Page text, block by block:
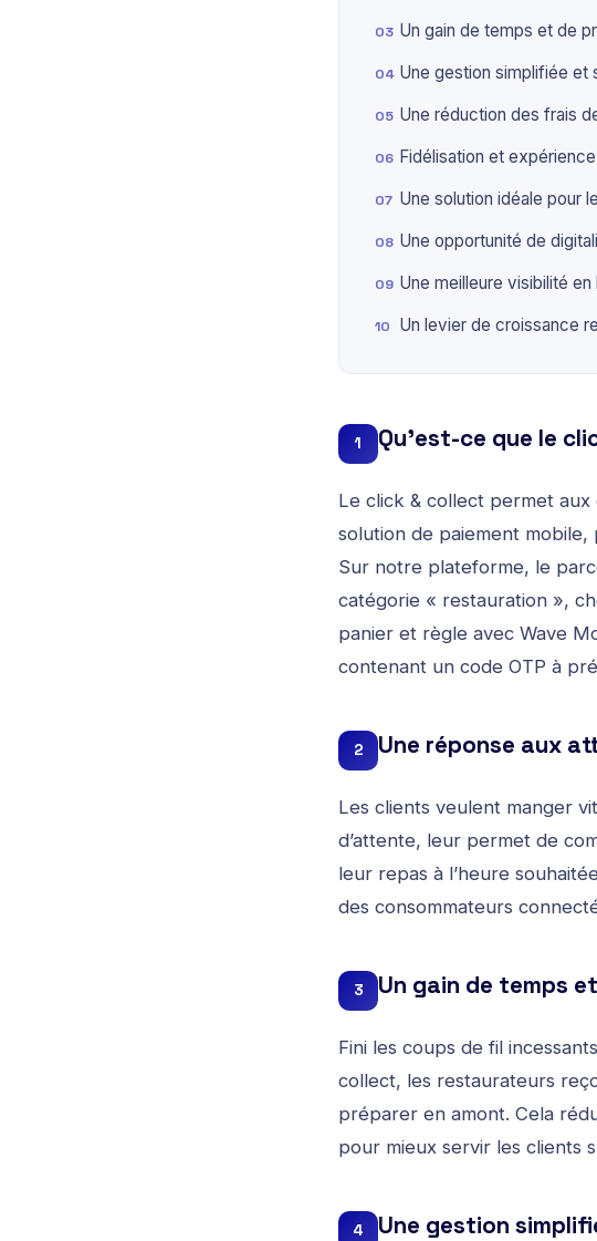
Un gain de temps et de
Une gestion simplifiée et
Une réduction des frais
Fidélisation et
Une solution idéale pour
Une opportunité de
Une meilleure visibilité en
Un levier de croissance
1 Qu’est-ce que le
Le click & collect permet
solution de paiement
Sur notre plateforme, le
catégorie « restauration »,
panier et règle avec Wave
contenant un code OTP à
2 Une réponse aux
Les clients veulent manger
d’attente, leur permet de
leur repas à l’heure
des consommateurs
3 Un gain de temps
Fini les coups de fil
collect, les restaurateurs
préparer en amont. Cela
pour mieux servir les clients
4 Une gestion